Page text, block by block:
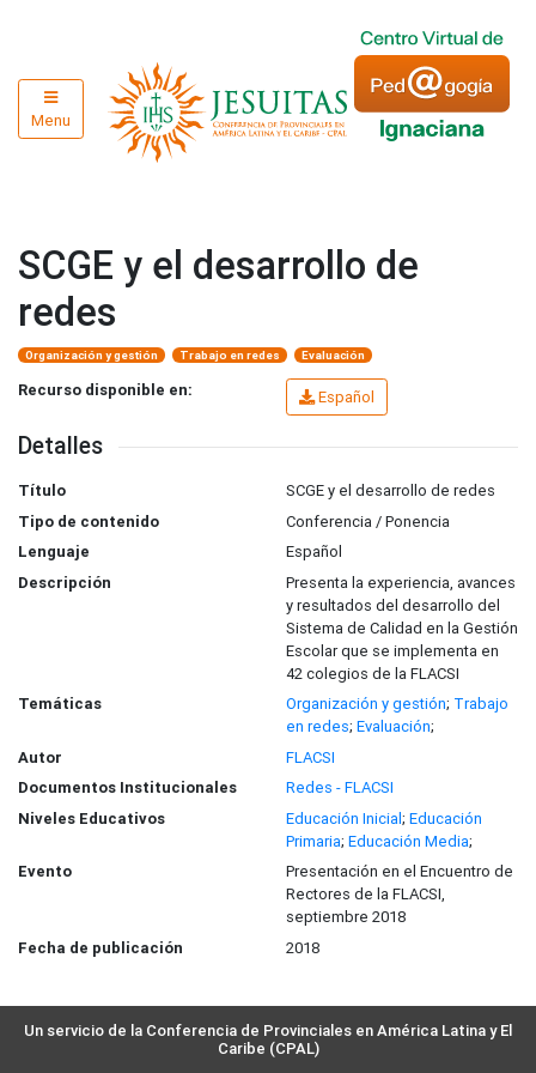
Menu
SCGE y el desarrollo de
redes
Organización y gestión Trabajo en redes Evaluación
Recurso disponible en: Español
Detalles
Título
SCGE y el desarrollo de redes
Tipo de contenido
Conferencia / Ponencia
Lenguaje
Español
Descripción
Presenta la experiencia, avances
y resultados del desarrollo del
Sistema de Calidad en la Gestión
Escolar que se implementa en
42 colegios de la FLACSI
Temáticas
Organización y gestión; Trabajo
en redes; Evaluación;
Autor
FLACSI
Documentos Institucionales
Redes - FLACSI
Niveles Educativos
Educación Inicial; Educación
Primaria; Educación Media;
Evento
Presentación en el Encuentro de
Rectores de la FLACSI,
septiembre 2018
Fecha de publicación
2018
Un servicio de la Conferencia de Provinciales en América Latina y El
Caribe (CPAL)